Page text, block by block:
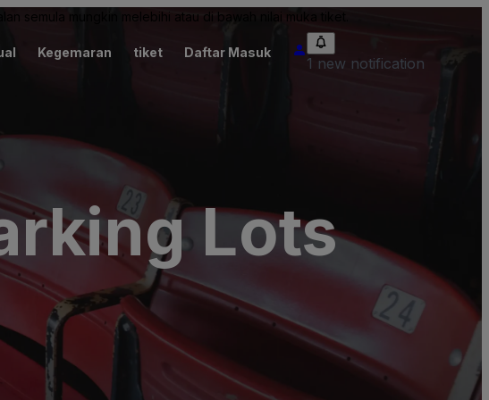
semula mungkin melebihi atau di bawah nilai muka tiket.
Kegemaran tiket Daftar Masuk
1 new notification
Lots